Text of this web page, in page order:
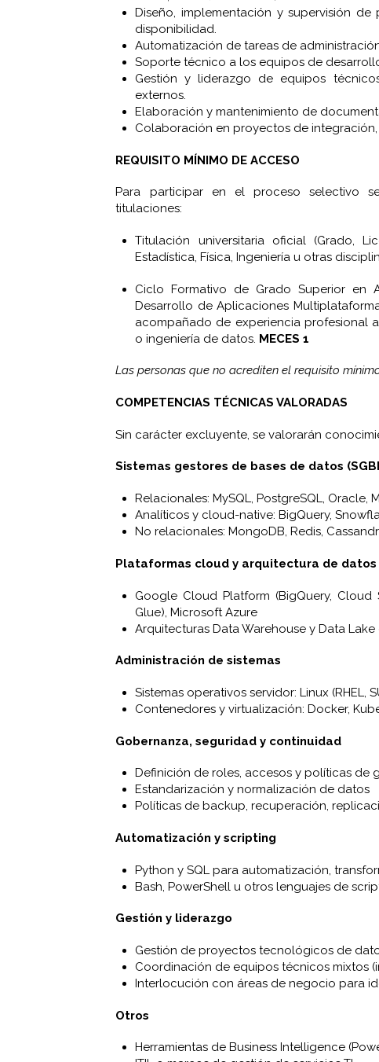
Diseño, implementación y supervisión
disponibilidad.
Automatización de tareas de
Soporte técnico a los equipos de
Gestión y liderazgo de equipos
externos.
Elaboración y mantenimiento de
Colaboración en proyectos de
REQUISITO MÍNIMO DE ACCESO
Para participar en el proceso selectivo
titulaciones:
Titulación universitaria oficial (Grado,
Estadística, Física, Ingeniería u otras
Ciclo Formativo de Grado Superior en
Desarrollo de Aplicaciones
acompañado de experiencia profesional
o ingeniería de datos. MECES 1
Las personas que no acrediten el requisito
COMPETENCIAS TÉCNICAS VALORADAS
Sin carácter excluyente, se valorarán
Sistemas gestores de bases de datos
Relacionales: MySQL, PostgreSQL, Oracle,
Analíticos y cloud-native: BigQuery,
No relacionales: MongoDB, Redis,
Plataformas cloud y arquitectura de datos
Google Cloud Platform (BigQuery, Cloud
Glue), Microsoft Azure
Arquitecturas Data Warehouse y Data
Administración de sistemas
Sistemas operativos servidor: Linux (RHEL,
Contenedores y virtualización: Docker,
Gobernanza, seguridad y continuidad
Definición de roles, accesos y políticas de
Estandarización y normalización de datos
Políticas de backup, recuperación,
Automatización y scripting
Python y SQL para automatización,
Bash, PowerShell u otros lenguajes de
Gestión y liderazgo
Gestión de proyectos tecnológicos de
Coordinación de equipos técnicos mixtos
Interlocución con áreas de negocio para
Otros
Herramientas de Business Intelligence